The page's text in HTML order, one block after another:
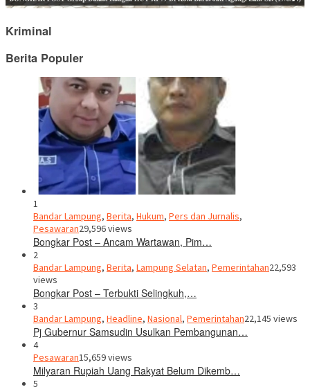
Kriminal
Berita Populer
1
Bandar Lampung, Berita, Hukum, Pers dan Jurnalis,
Pesawaran29,596 views
Bongkar Post – Ancam Wartawan, Pim…
2
Bandar Lampung, Berita, Lampung Selatan, Pemerintahan22,593
views
Bongkar Post – Terbukti Selingkuh,…
3
Bandar Lampung, Headline, Nasional, Pemerintahan22,145 views
Pj Gubernur Samsudin Usulkan Pembangunan…
4
Pesawaran15,659 views
Milyaran Rupiah Uang Rakyat Belum Dikemb…
5